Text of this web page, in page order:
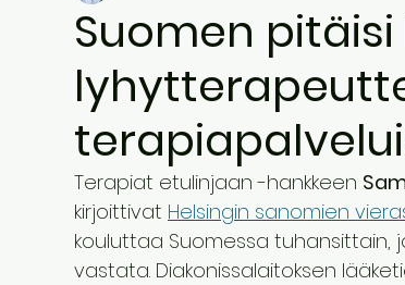
Suomen
Terapiat etulinjaan -hankkeen
kirjoittivat Helsingin sanomien
kouluttaa Suomessa tuhansittain,
vastata. Diakonissalaitoksen